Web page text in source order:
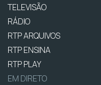
TELEVISÃO
RÁDIO
RTP ARQUIVOS
RTP ENSINA
RTP PLAY
EM DIRETO